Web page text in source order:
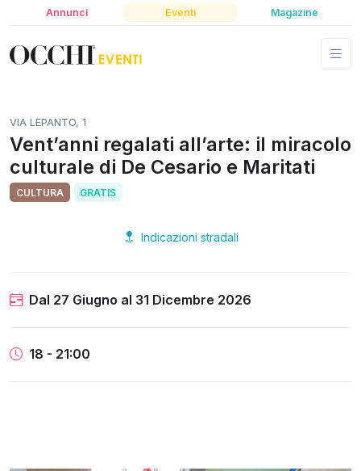
Annunci Eventi Magazine
VIA LEPANTO, 1
Vent’anni regalati all’arte: il miracolo
culturale di De Cesario e Maritati
CULTURA GRATIS
Indicazioni stradali
Dal 27 Giugno al 31 Dicembre 2026
18 - 21:00